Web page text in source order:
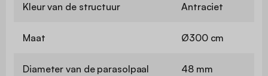
Kleur van de structuur Antraciet
Maat Ø300 cm
Diameter van de parasolpaal 48 mm